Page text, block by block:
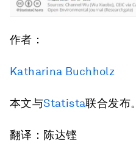
作者：
Katharina Buchholz
本文与Statista联合发布。
翻译：陈达铿